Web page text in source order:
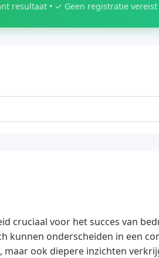
resultaat • ✓ Geen registratie vereist
cruciaal voor het succes van
kunnen onderscheiden in een
ook diepere inzichten